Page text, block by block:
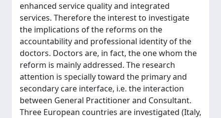
enhanced service quality and integrated
services. Therefore the interest to investigate
the implications of the reforms on the
accountability and professional identity of the
doctors. Doctors are, in fact, the one whom the
reform is mainly addressed. The research
attention is specially toward the primary and
secondary care interface, i.e. the interaction
between General Practitioner and Consultant.
Three European countries are investigated (Italy,